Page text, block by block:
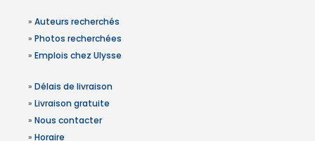
» Auteurs recherchés
» Photos recherchées
» Emplois chez Ulysse
» Délais de livraison
» Livraison gratuite
» Nous contacter
» Horaire